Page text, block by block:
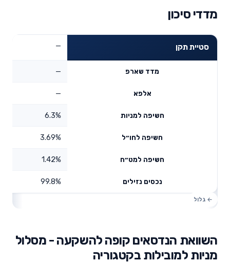
מדדי סיכון
סטיית תקן —
מדד שארפ —
אלפא —
חשיפה למניות 6.3%
חשיפה לחו״ל 3.69%
חשיפה למט״ח 1.42%
נכסים נזילים 99.8%
השוואת הנדסאים קופה להשקעה - מסלול
מניות למובילות בקטגוריה